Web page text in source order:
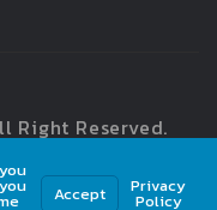
Right Reserved.
Accept Privacy
Policy